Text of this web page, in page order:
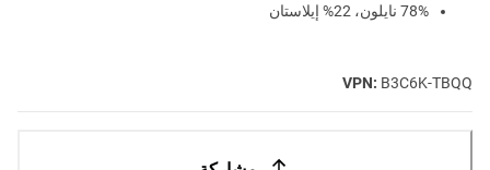
78% نايلون، 22% إيلاستان
VPN: B3C6K-TBQQ